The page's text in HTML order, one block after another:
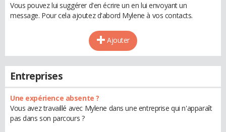
Vous pouvez lui suggérer d'en écrire un en lui envoyant un
message. Pour cela ajoutez d'abord Mylene à vos contacts.
Ajouter
Entreprises
Une expérience absente ?
Vous avez travaillé avec Mylene dans une entreprise qui n'apparaît
pas dans son parcours ?